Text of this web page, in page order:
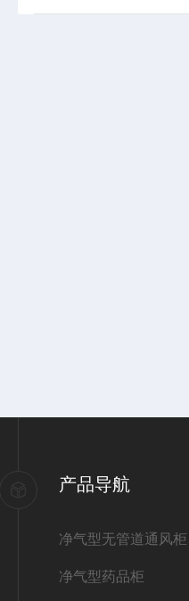
产品导航
净气型无管道通风柜
净气型药品柜